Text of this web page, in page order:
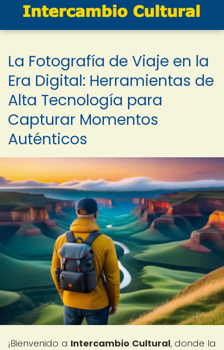
La Fotografía de Viaje en la
Era Digital: Herramientas de
Alta Tecnología para
Capturar Momentos
Auténticos
¡Bienvenido a Intercambio Cultural, donde la